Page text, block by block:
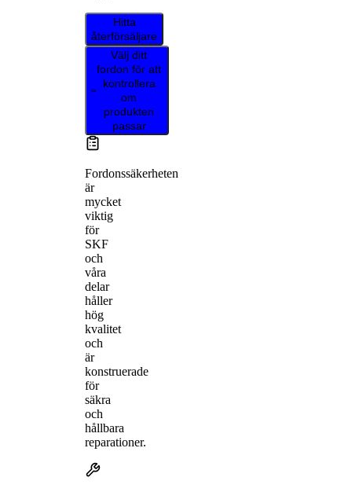
Hitta
återförsäljare
Välj ditt
fordon för att
kontrollera
om
produkten
passar
Fordonssäkerheten
är
mycket
viktig
för
SKF
och
våra
delar
håller
hög
kvalitet
och
är
konstruerade
för
säkra
och
hållbara
reparationer.